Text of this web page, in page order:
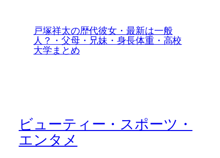
戸塚祥太の歴代彼女・最新は一般
人？・父母・兄妹・身長体重・高校
大学まとめ
ビューティー・スポーツ・
エンタメ